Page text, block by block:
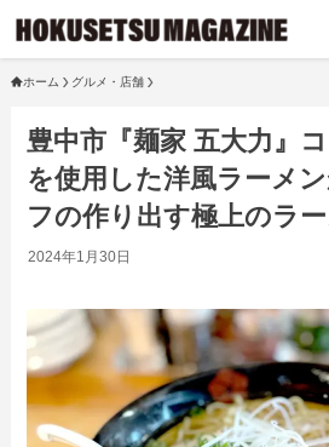
ホーム グルメ・店舗
豊中市『麺家 五大力』
を使用した洋風ラーメ
フの作り出す極上のラー
2024年1月30日